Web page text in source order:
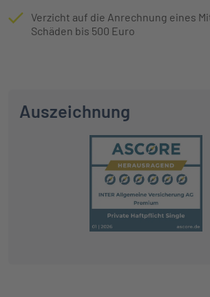
Verzicht auf die Anrechnung eines
Schäden bis 500 Euro
Auszeichnung